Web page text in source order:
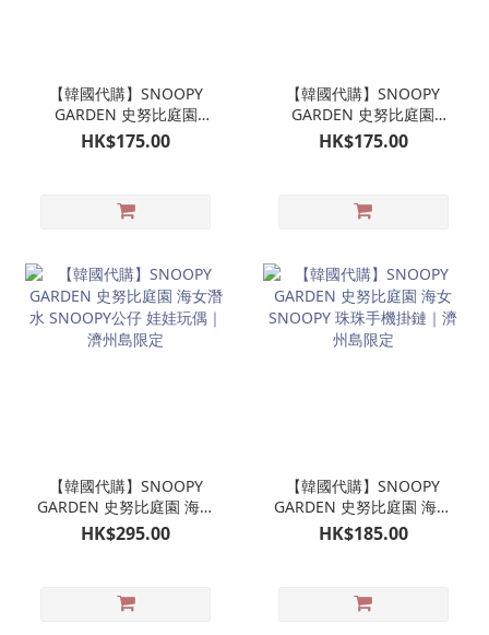
【韓國代購】SNOOPY
GARDEN 史努比庭園
SNOOPY潛水公仔掛飾 娃
娃玩偶吊飾｜濟州島限定
HK$175.00
【韓國代購】SNOOPY
GARDEN 史努比庭園
OLAF 歐拉夫 潛水公仔掛
飾 娃娃玩偶吊飾｜濟州島
HK$175.00
【韓國代購】SNOOPY
GARDEN 史努比庭園 海女
潛水 SNOOPY公仔 娃娃玩
偶｜濟州島限定
HK$295.00
【韓國代購】SNOOPY
GARDEN 史努比庭園 海女
SNOOPY 珠珠手機掛鏈｜
濟州島限定
HK$185.00